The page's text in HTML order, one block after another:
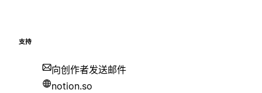
支持
向创作者发送邮件
notion.so